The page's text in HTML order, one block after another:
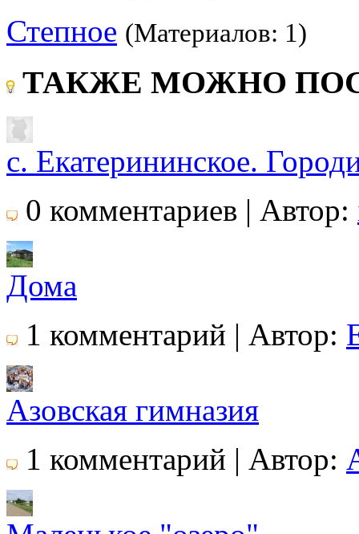
Степное (Материалов: 1)
ТАКЖЕ МОЖНО
с. Екатерининское.
0 комментариев | Автор:
Дома
1 комментарий | Автор:
Азовская гимназия
1 комментарий | Автор: